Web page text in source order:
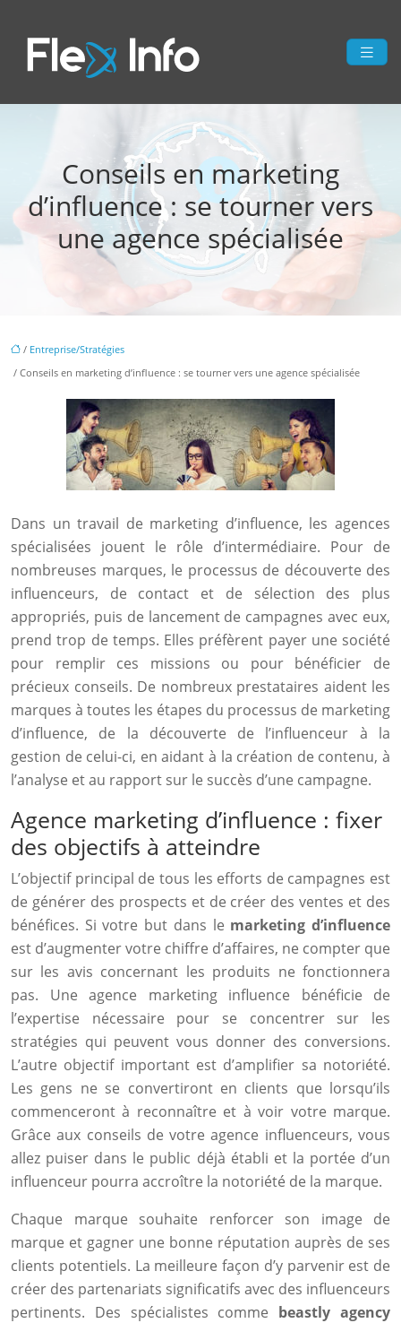
Conseils en marketing
d’influence : se tourner vers
une agence spécialisée
/ Entreprise/Stratégies
/ Conseils en marketing d’influence : se tourner vers une agence spécialisée
Dans un travail de marketing d’influence, les agences
spécialisées jouent le rôle d’intermédiaire. Pour de
nombreuses marques, le processus de découverte des
influenceurs, de contact et de sélection des plus
appropriés, puis de lancement de campagnes avec eux,
prend trop de temps. Elles préfèrent payer une société
pour remplir ces missions ou pour bénéficier de
précieux conseils. De nombreux prestataires aident les
marques à toutes les étapes du processus de marketing
d’influence, de la découverte de l’influenceur à la
gestion de celui-ci, en aidant à la création de contenu, à
l’analyse et au rapport sur le succès d’une campagne.
Agence marketing d’influence : fixer
des objectifs à atteindre
L’objectif principal de tous les efforts de campagnes est
de générer des prospects et de créer des ventes et des
bénéfices. Si votre but dans le marketing d’influence
est d’augmenter votre chiffre d’affaires, ne compter que
sur les avis concernant les produits ne fonctionnera
pas. Une agence marketing influence bénéficie de
l’expertise nécessaire pour se concentrer sur les
stratégies qui peuvent vous donner des conversions.
L’autre objectif important est d’amplifier sa notoriété.
Les gens ne se convertiront en clients que lorsqu’ils
commenceront à reconnaître et à voir votre marque.
Grâce aux conseils de votre agence influenceurs, vous
allez puiser dans le public déjà établi et la portée d’un
influenceur pourra accroître la notoriété de la marque.
Chaque marque souhaite renforcer son image de
marque et gagner une bonne réputation auprès de ses
clients potentiels. La meilleure façon d’y parvenir est de
créer des partenariats significatifs avec des influenceurs
pertinents. Des spécialistes comme beastly agency